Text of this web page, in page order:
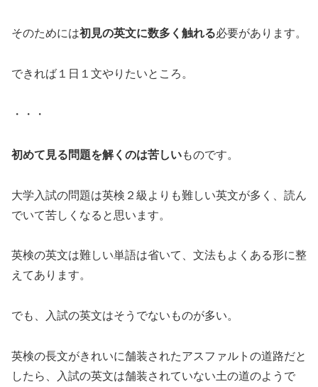
そのためには初見の英文に数多く触れる必要があります。
できれば１日１文やりたいところ。
・・・
初めて見る問題を解くのは苦しいものです。
大学入試の問題は英検２級よりも難しい英文が多く、読ん
でいて苦しくなると思います。
英検の英文は難しい単語は省いて、文法もよくある形に整
えてあります。
でも、入試の英文はそうでないものが多い。
英検の長文がきれいに舗装されたアスファルトの道路だと
したら、入試の英文は舗装されていない土の道のようで